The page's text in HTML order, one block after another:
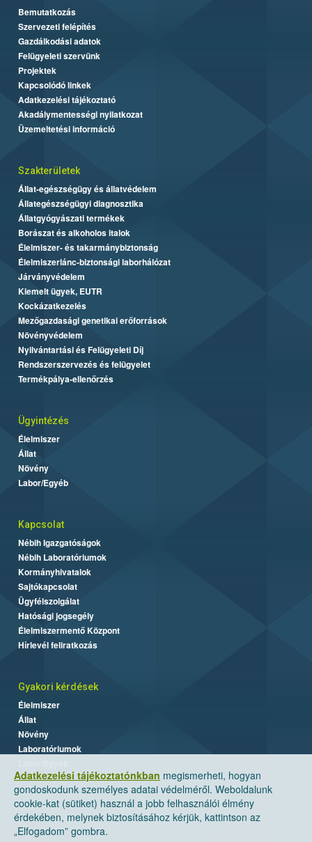
Adatkezelési tájékoztatónkban megismerheti, hogyan
gondoskodunk személyes adatai védelméről. Weboldalunk
cookie-kat (sütiket) használ a jobb felhasználói élmény
érdekében, melynek biztosításához kérjük, kattintson az
„Elfogadom” gombra.
Bemutatkozás
Szervezeti felépítés
Gazdálkodási adatok
Felügyeleti szervünk
Projektek
Kapcsolódó linkek
Adatkezelési tájékoztató
Akadálymentességi nyilatkozat
Üzemeltetési információ
Szakterületek
Állat-egészségügy és állatvédelem
Állategészségügyi diagnosztika
Állatgyógyászati termékek
Borászat és alkoholos italok
Élelmiszer- és takarmánybiztonság
Élelmiszerlánc-biztonsági laborhálózat
Járványvédelem
Kiemelt ügyek, EUTR
Kockázatkezelés
Mezőgazdasági genetikai erőforrások
Növényvédelem
Nyilvántartási és Felügyeleti Díj
Rendszerszervezés és felügyelet
Termékpálya-ellenőrzés
Ügyintézés
Élelmiszer
Állat
Növény
Labor/Egyéb
Kapcsolat
Nébih Igazgatóságok
Nébih Laboratóriumok
Kormányhivatalok
Sajtókapcsolat
Ügyfélszolgálat
Hatósági jogsegély
Élelmiszermentő Központ
Hírlevél feliratkozás
Gyakori kérdések
Élelmiszer
Állat
Növény
Laboratóriumok